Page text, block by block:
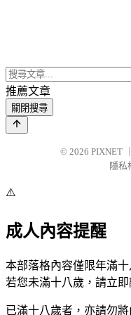
推薦文章
關閉搜尋
© 2026 PIXNET
隱私
⚠️
成人內容提醒
本部落格內容僅限年滿十
若您未滿十八歲，請立即
已滿十八歲者，亦請勿